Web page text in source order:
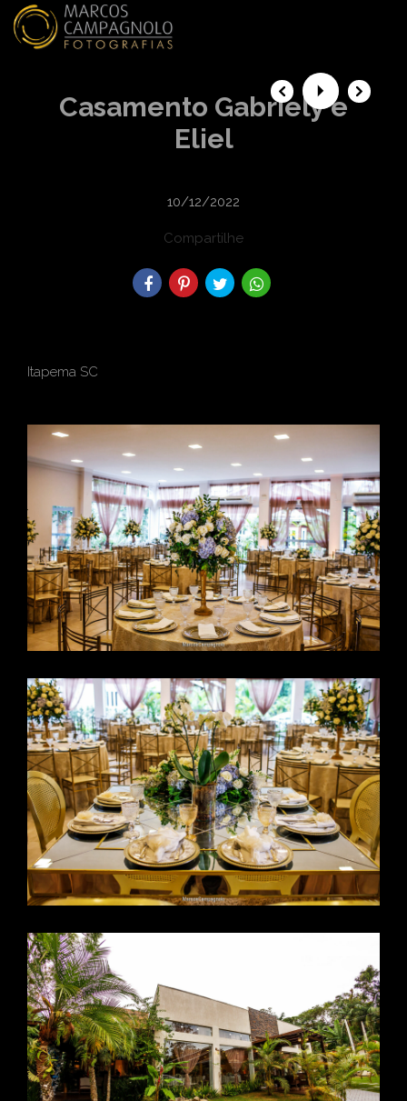
Casamento Gabriely e
Eliel
10/12/2022
Compartilhe
Itapema SC